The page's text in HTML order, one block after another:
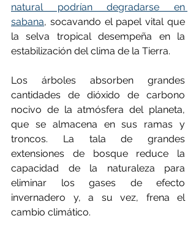
natural podrían degradarse en
sabana, socavando el papel vital que
la selva tropical desempeña en la
estabilización del clima de la Tierra.
Los árboles absorben grandes
cantidades de dióxido de carbono
nocivo de la atmósfera del planeta,
que se almacena en sus ramas y
troncos. La tala de grandes
extensiones de bosque reduce la
capacidad de la naturaleza para
eliminar los gases de efecto
invernadero y, a su vez, frena el
cambio climático.